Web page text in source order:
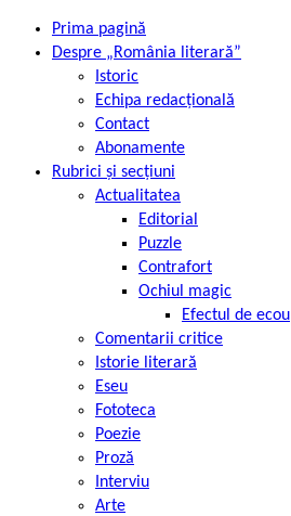
Prima pagină
Despre „România literară”
Istoric
Echipa redacțională
Contact
Abonamente
Rubrici și secțiuni
Actualitatea
Editorial
Puzzle
Contrafort
Ochiul magic
Efectul de ecou
Comentarii critice
Istorie literară
Eseu
Fototeca
Poezie
Proză
Interviu
Arte